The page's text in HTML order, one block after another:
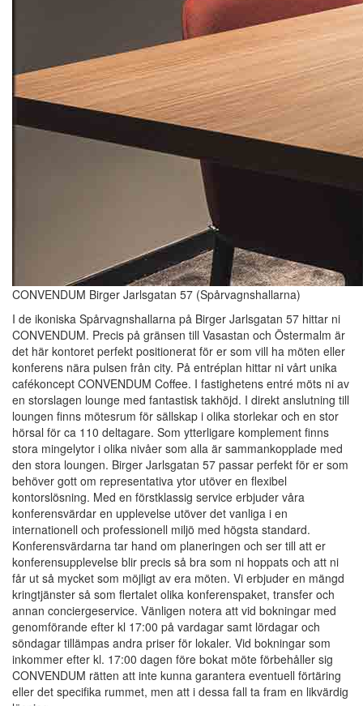
CONVENDUM Birger Jarlsgatan 57 (Spårvagnshallarna)
I de ikoniska Spårvagnshallarna på Birger Jarlsgatan 57 hittar ni
CONVENDUM. Precis på gränsen till Vasastan och Östermalm är
det här kontoret perfekt positionerat för er som vill ha möten eller
konferens nära pulsen från city. På entréplan hittar ni vårt unika
cafékoncept CONVENDUM Coffee. I fastighetens entré möts ni av
en storslagen lounge med fantastisk takhöjd. I direkt anslutning till
loungen finns mötesrum för sällskap i olika storlekar och en stor
hörsal för ca 110 deltagare. Som ytterligare komplement finns
stora mingelytor i olika nivåer som alla är sammankopplade med
den stora loungen. Birger Jarlsgatan 57 passar perfekt för er som
behöver gott om representativa ytor utöver en flexibel
kontorslösning. Med en förstklassig service erbjuder våra
konferensvärdar en upplevelse utöver det vanliga i en
internationell och professionell miljö med högsta standard.
Konferensvärdarna tar hand om planeringen och ser till att er
konferensupplevelse blir precis så bra som ni hoppats och att ni
får ut så mycket som möjligt av era möten. Vi erbjuder en mängd
kringtjänster så som flertalet olika konferenspaket, transfer och
annan conciergeservice. Vänligen notera att vid bokningar med
genomförande efter kl 17:00 på vardagar samt lördagar och
söndagar tillämpas andra priser för lokaler. Vid bokningar som
inkommer efter kl. 17:00 dagen före bokat möte förbehåller sig
CONVENDUM rätten att inte kunna garantera eventuell förtäring
eller det specifika rummet, men att i dessa fall ta fram en likvärdig